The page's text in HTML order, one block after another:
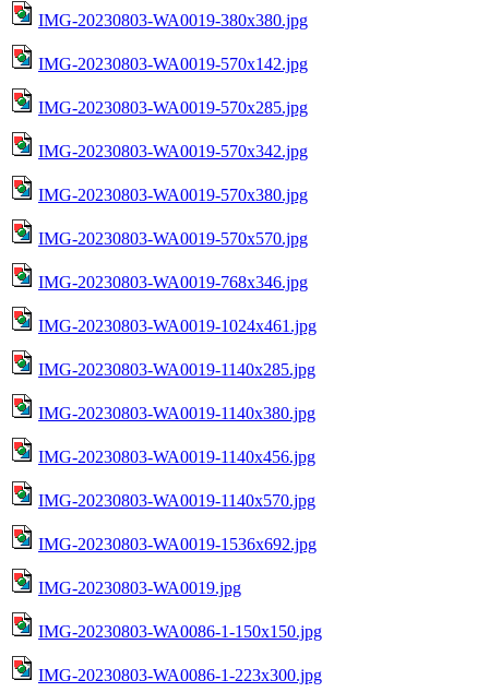
IMG-20230803-WA0019-380x380.jpg
IMG-20230803-WA0019-570x142.jpg
IMG-20230803-WA0019-570x285.jpg
IMG-20230803-WA0019-570x342.jpg
IMG-20230803-WA0019-570x380.jpg
IMG-20230803-WA0019-570x570.jpg
IMG-20230803-WA0019-768x346.jpg
IMG-20230803-WA0019-1024x461.jpg
IMG-20230803-WA0019-1140x285.jpg
IMG-20230803-WA0019-1140x380.jpg
IMG-20230803-WA0019-1140x456.jpg
IMG-20230803-WA0019-1140x570.jpg
IMG-20230803-WA0019-1536x692.jpg
IMG-20230803-WA0019.jpg
IMG-20230803-WA0086-1-150x150.jpg
IMG-20230803-WA0086-1-223x300.jpg